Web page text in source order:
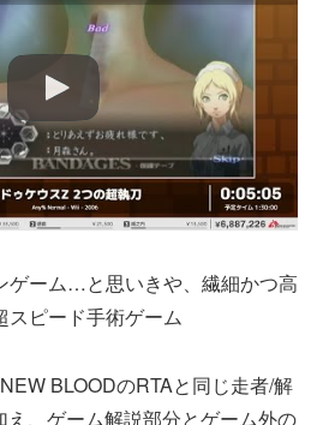
ゲーム…と思いきや、繊細かつ高
スピード手術ゲーム
BLOODのRTAと同じ走者/解
、ゲーム解説部分とゲーム外の